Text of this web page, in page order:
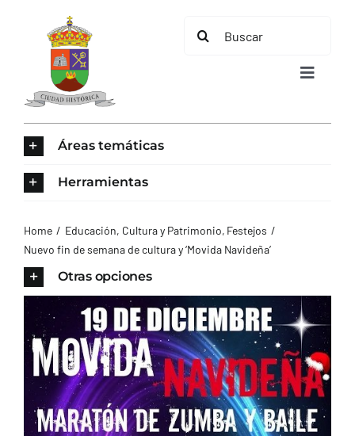
contenido
Buscar:
Toggle
AYUNTAMIENTO
TURISMO
CONTACTO
Áreas temáticas
Herramientas
Home Educación, Cultura y Patrimonio Festejos
Nuevo fin de semana de cultura y ‘Movida Navideña’
Otras opciones